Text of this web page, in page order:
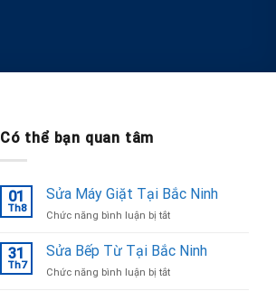
Có thể bạn quan tâm
01
Th8
Sửa Máy Giặt Tại Bắc Ninh
Chức năng bình luận bị tắtở
Máy
Tại
31
Th7
Sửa Bếp Từ Tại Bắc Ninh
Chức năng bình luận bị tắtở